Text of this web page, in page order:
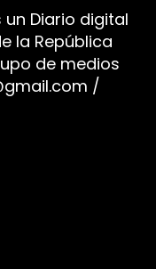
un Diario digital
la República
de medios
/